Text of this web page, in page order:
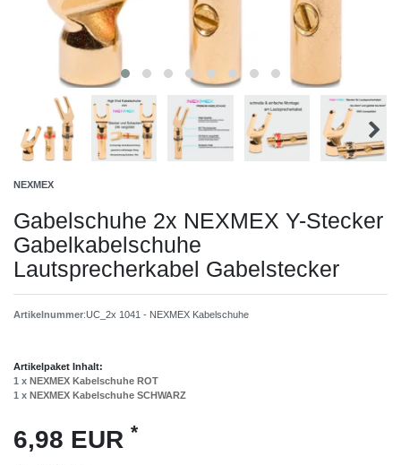
NEXMEX
Gabelschuhe 2x NEXMEX Y-Stecker
Gabelkabelschuhe
Lautsprecherkabel Gabelstecker
Artikelnummer:UC_2x 1041 - NEXMEX Kabelschuhe
Artikelpaket Inhalt:
1 x NEXMEX Kabelschuhe ROT
1 x NEXMEX Kabelschuhe SCHWARZ
6,98 EUR *